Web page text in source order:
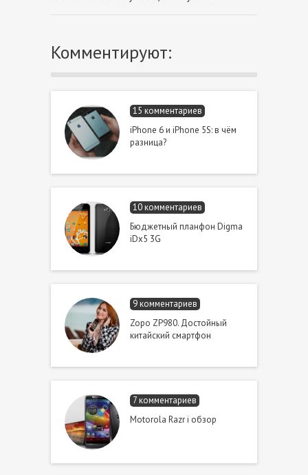
Комментируют:
15 комментариев
iPhone 6 и iPhone 5S: в чём
разница?
10 комментариев
Бюджетный планфон Digma
iDx5 3G
9 комментариев
Zopo ZP980. Достойный
китайский смартфон
7 комментариев
Motorola Razr i обзор